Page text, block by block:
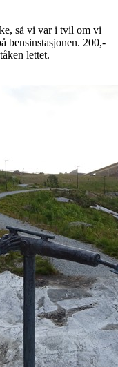
så vi var i tvil om vi
bensinstasjonen. 200,-
lettet.